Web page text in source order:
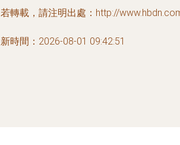
轉載，請注明出處：http://
時間：2026-08-01 09:42:51